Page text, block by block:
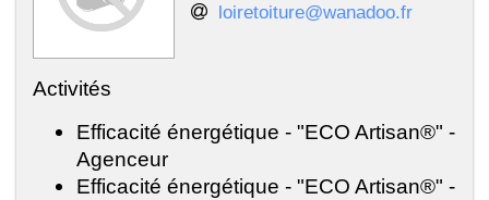
loiretoiture@wanadoo.fr
Activités
Efficacité énergétique - "ECO Artisan®" -
Agenceur
Efficacité énergétique - "ECO Artisan®" -